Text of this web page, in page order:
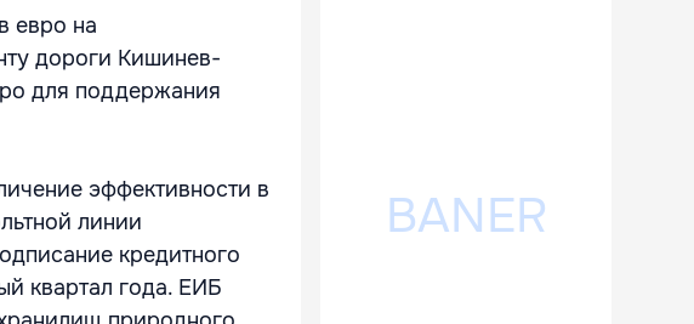
евро на
дороги Кишинев-
для поддержания
эффективности в
линии
кредитного
квартал года. ЕИБ